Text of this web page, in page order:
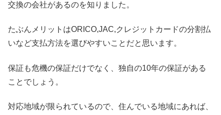
交換の会社があるのを知りました。
たぶんメリットはORICO,JAC,クレジットカードの分割払
いなど支払方法を選びやすいことだと思います。
保証も危機の保証だけでなく、独自の10年の保証がある
ことでしょう。
対応地域が限られているので、住んでいる地域にあれば、